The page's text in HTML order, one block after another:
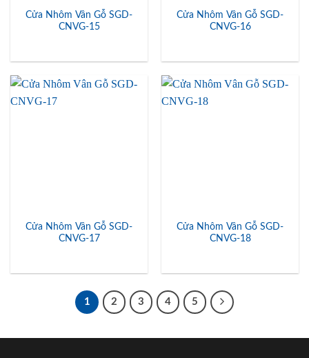
Cửa Nhôm Vân Gỗ SGD-
CNVG-15
Cửa Nhôm Vân Gỗ SGD-
CNVG-16
Cửa Nhôm Vân Gỗ SGD-
CNVG-17
Cửa Nhôm Vân Gỗ SGD-
CNVG-18
1 2 3 4 5